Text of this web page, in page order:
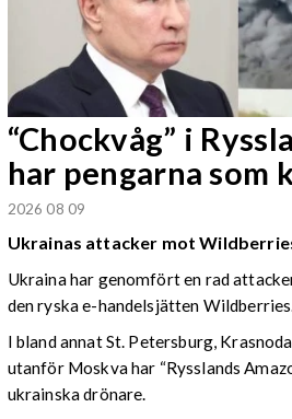
“Chockvåg” i
har pengarna som
2026 08 09
Ukrainas attacker mot
Ukraina har genomfört en rad
den ryska e-handelsjätten
I bland annat St. Petersburg,
utanför Moskva har “Rysslands
ukrainska drönare.